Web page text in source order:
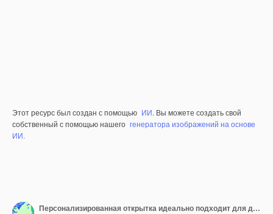
Этот ресурс был создан с помощью ИИ. Вы можете создать свой
собственный с помощью нашего генератора изображений на основе
ИИ.
Персонализированная открытка идеально подходит для декора, созданная в Wire Lettering